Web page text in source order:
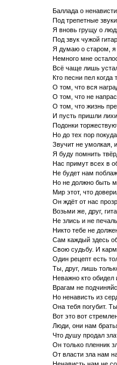
Баллада о ненависти
Под трепетные
Я вновь грущу о
Под звук чужой
Я думаю о старом,
Немного мне
Всё чаще лишь
Кто песни пел когда
О том, что вся
О том, что не
О том, что жизнь
И пусть пришли
Подонки
Но до тех пор
Звучит не умолкая,
Я буду помнить
Нас примут всех в
Не будет нам
Но не должно быть
Мир этот, что
Он ждёт от нас
Возьми же, друг,
Не злись и не
Никто тебе не
Сам каждый здесь
Свою судьбу. И
Один рецепт есть
Ты, друг, лишь
Неважно кто обидел
Врагам не
Но ненависть из
Она тебя погубит.
Вот это вот
Люди, они нам
Что душу продал
Он только пленник
От власти зла нам